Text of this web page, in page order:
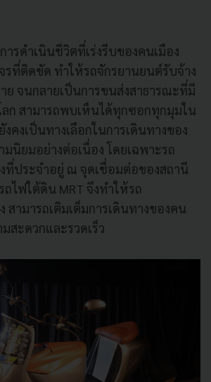
รดำเนินชีวิตที่เร่งรีบของคนเมือง
รที่ติดขัด ทำให้รถจักรยานยนต์รับจ้าง
ย จนกลายเป็นการขนส่งสาธารณะที่มี
ก สามารถพบเห็นได้ทุกซอกทุกมุมใน
คงเป็นทางเลือกในการเดินทางของ
นิยมอย่างต่อเนื่อง โดยเฉพาะรถ
ที่ประจำอยู่ ณ จุดเชื่อมต่อของสถานี
ถไฟใต้ดิน MRT จึงทำให้รถ
สามารถเติมเต็มการเดินทางของคน
สะดวกและรวดเร็ว